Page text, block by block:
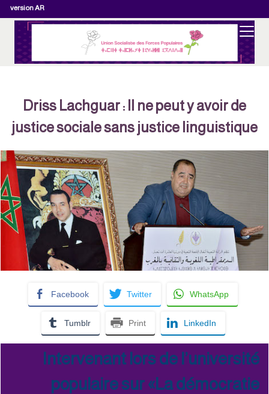
version AR
Driss Lachguar : Il ne peut y avoir de
justice sociale sans justice linguistique
Facebook Twitter WhatsApp
Tumblr Print LinkedIn
Intervenant lors de l’université
populaire sur «La démocratie